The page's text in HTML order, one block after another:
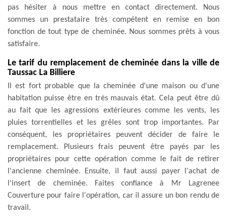
pas hésiter à nous mettre en contact directement. Nous
sommes un prestataire très compétent en remise en bon
fonction de tout type de cheminée. Nous sommes prêts à vous
satisfaire.
Le tarif du remplacement de cheminée dans la ville de
Taussac La Billiere
Il est fort probable que la cheminée d'une maison ou d'une
habitation puisse être en très mauvais état. Cela peut être dû
au fait que les agressions extérieures comme les vents, les
pluies torrentielles et les grêles sont trop importantes. Par
conséquent, les propriétaires peuvent décider de faire le
remplacement. Plusieurs frais peuvent être payés par les
propriétaires pour cette opération comme le fait de retirer
l'ancienne cheminée. Ensuite, il faut aussi payer l'achat de
l'insert de cheminée. Faites confiance à Mr Lagrenee
Couverture pour faire l'opération, car il assure un bon rendu de
travail.